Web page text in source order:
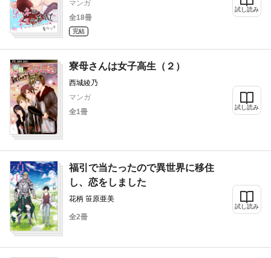
マンガ
全18冊
完結
試し読み
寮母さんは女子高生（２）
西城綾乃
マンガ
全1冊
試し読み
福引で当たったので異世界に移住
し、恋をしました
花柄 笹原亜美
全2冊
試し読み